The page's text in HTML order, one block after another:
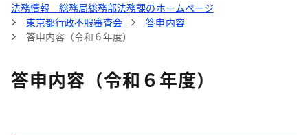
法務情報 総務局総務部法務課のホームページ
東京都行政不服審査会
答申内容
答申内容（令和６年度）
答申内容（令和６年度）